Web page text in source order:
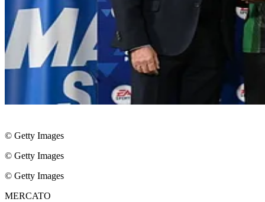
© Getty Images
© Getty Images
© Getty Images
MERCATO